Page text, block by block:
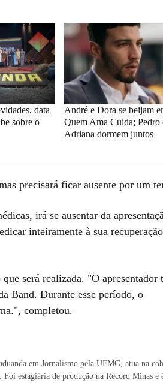
data
sobre o
André e Dora se beijam
Quem Ama Cuida; Pedro
Adriana dormem juntos
precisará ficar ausente por um
irá se ausentar da
inteiramente à sua
será realizada. "O apresentador
Band. Durante esse período, o
completou.
em Jornalismo pela UFMG, atua na
estagiária de produção na Record Minas e